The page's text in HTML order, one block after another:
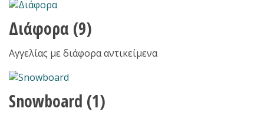
Διάφορα (9)
Αγγελίας με διάφορα αντικείμενα
Snowboard (1)